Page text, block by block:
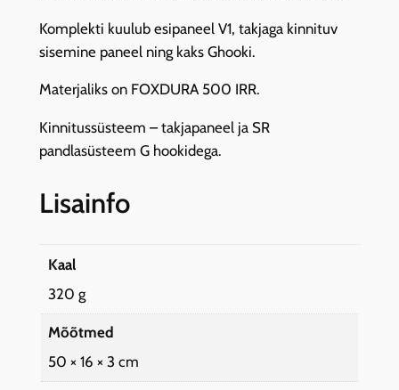
-
V
E
E
i
g
i
g
Komplekti kuulub esipaneel V1, takjaga kinnituv
sisemine paneel ning kaks Ghooki.
Materjaliks on FOXDURA 500 IRR.
Kinnitussüsteem – takjapaneel ja SR
pandlasüsteem G hookidega.
Lisainfo
Kaal
320 g
Mõõtmed
50 × 16 × 3 cm